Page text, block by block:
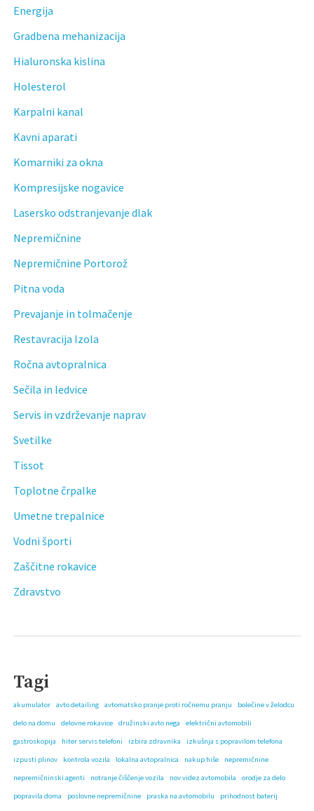
Energija
Gradbena mehanizacija
Hialuronska kislina
Holesterol
Karpalni kanal
Kavni aparati
Komarniki za okna
Kompresijske nogavice
Lasersko odstranjevanje dlak
Nepremičnine
Nepremičnine Portorož
Pitna voda
Prevajanje in tolmačenje
Restavracija Izola
Ročna avtopralnica
Sečila in ledvice
Servis in vzdrževanje naprav
Svetilke
Tissot
Toplotne črpalke
Umetne trepalnice
Vodni športi
Zaščitne rokavice
Zdravstvo
Tagi
akumulator avto detailing avtomatsko pranje proti ročnemu pranju
bolečine v želodcu
delo na domu
delovne rokavice družinski avto nega
električni avtomobili
gastroskopija
hiter servis telefoni izbira zdravnika
izkušnja s popravilom telefona
izpusti plinov
kontrola vozila lokalna avtopralnica nakup hiše
nepremičnine
nepremičninski agenti
notranje čiščenje vozila nov videz avtomobila
orodje za delo
popravila doma
poslovne nepremičnine praska na avtomobilu
prihodnost baterij